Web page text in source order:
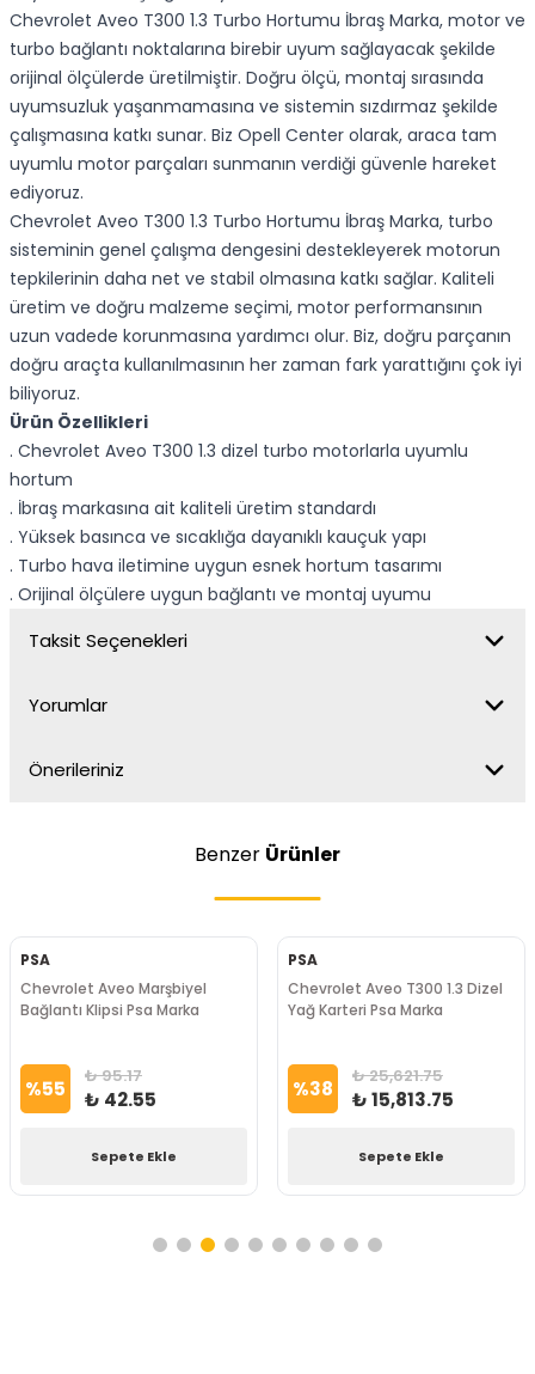
Chevrolet Aveo T300 1.3 Turbo Hortumu İbraş Marka, motor ve
turbo bağlantı noktalarına birebir uyum sağlayacak şekilde
orijinal ölçülerde üretilmiştir. Doğru ölçü, montaj sırasında
uyumsuzluk yaşanmamasına ve sistemin sızdırmaz şekilde
çalışmasına katkı sunar. Biz Opell Center olarak, araca tam
uyumlu motor parçaları sunmanın verdiği güvenle hareket
ediyoruz.
Chevrolet Aveo T300 1.3 Turbo Hortumu İbraş Marka, turbo
sisteminin genel çalışma dengesini destekleyerek motorun
tepkilerinin daha net ve stabil olmasına katkı sağlar. Kaliteli
üretim ve doğru malzeme seçimi, motor performansının
uzun vadede korunmasına yardımcı olur. Biz, doğru parçanın
doğru araçta kullanılmasının her zaman fark yarattığını çok iyi
biliyoruz.
Ürün Özellikleri
. Chevrolet Aveo T300 1.3 dizel turbo motorlarla uyumlu
hortum
. İbraş markasına ait kaliteli üretim standardı
. Yüksek basınca ve sıcaklığa dayanıklı kauçuk yapı
. Turbo hava iletimine uygun esnek hortum tasarımı
. Orijinal ölçülere uygun bağlantı ve montaj uyumu
Taksit Seçenekleri
Yorumlar
Önerileriniz
Benzer Ürünler
PSA
Chevrolet Aveo Marşbiyel
Bağlantı Klipsi Psa Marka
%55 ₺ 95.17
₺ 42.55
Sepete Ekle
PSA
Chevrolet Aveo T300 1.3 Dizel
Yağ Karteri Psa Marka
%38 ₺ 25,621.75
₺ 15,813.75
Sepete Ekle